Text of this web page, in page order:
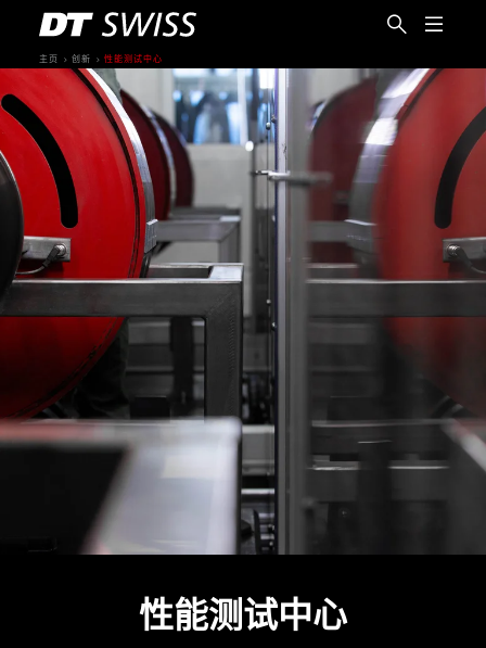
简体中文
主页 创新 性能测试中心
性能测试中心